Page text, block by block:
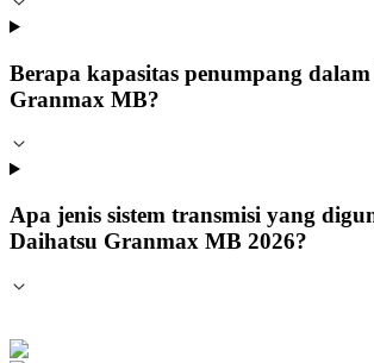
Berapa kapasitas penumpang
Granmax MB?
Apa jenis sistem transmisi yang
Daihatsu Granmax MB 2026?